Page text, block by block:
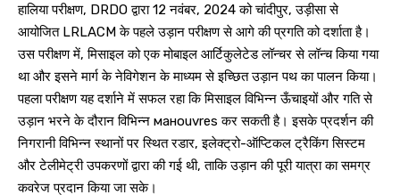
हालिया परीक्षण, DRDO द्वारा 12 नवंबर, 2024 को चांदीपुर, उड़ीसा से
आयोजित LRLACM के पहले उड़ान परीक्षण से आगे की प्रगति को दर्शाता है।
उस परीक्षण में, मिसाइल को एक मोबाइल आर्टिकुलेटेड लॉन्चर से लॉन्च किया गया
था और इसने मार्ग के नेविगेशन के माध्यम से इच्छित उड़ान पथ का पालन किया।
पहला परीक्षण यह दर्शाने में सफल रहा कि मिसाइल विभिन्न ऊँचाइयों और गति से
उड़ान भरने के दौरान विभिन्न манouvres कर सकती है। इसके प्रदर्शन की
निगरानी विभिन्न स्थानों पर स्थित रडार, इलेक्ट्रो-ऑप्टिकल ट्रैकिंग सिस्टम
और टेलीमेट्री उपकरणों द्वारा की गई थी, ताकि उड़ान की पूरी यात्रा का समग्र
कवरेज प्रदान किया जा सके।